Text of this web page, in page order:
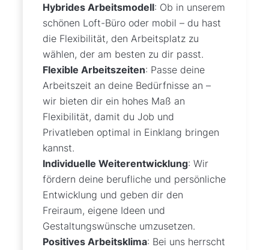
Hybrides Arbeitsmodell: Ob in unserem
schönen Loft-Büro oder mobil – du hast
die Flexibilität, den Arbeitsplatz zu
wählen, der am besten zu dir passt.
Flexible Arbeitszeiten: Passe deine
Arbeitszeit an deine Bedürfnisse an –
wir bieten dir ein hohes Maß an
Flexibilität, damit du Job und
Privatleben optimal in Einklang bringen
kannst.
Individuelle Weiterentwicklung: Wir
fördern deine berufliche und persönliche
Entwicklung und geben dir den
Freiraum, eigene Ideen und
Gestaltungswünsche umzusetzen.
Positives Arbeitsklima: Bei uns herrscht